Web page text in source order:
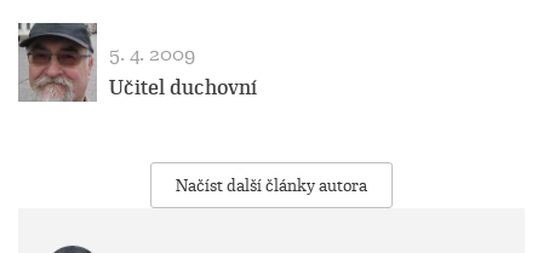
5. 4. 2009
Učitel duchovní
Načíst další články autora